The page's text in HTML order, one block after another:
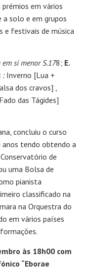
prémios em vários
a solo e em grupos
e festivais de música
si menor S.178; E.
: Inverno [Lua +
dos cravos] ,
das Tágides]
concluiu o curso
anos tendo obtendo a
de
uma Bolsa de
pianista
classificado na
na Orquestra do
em vários países
às 18h00 com
“Eborae